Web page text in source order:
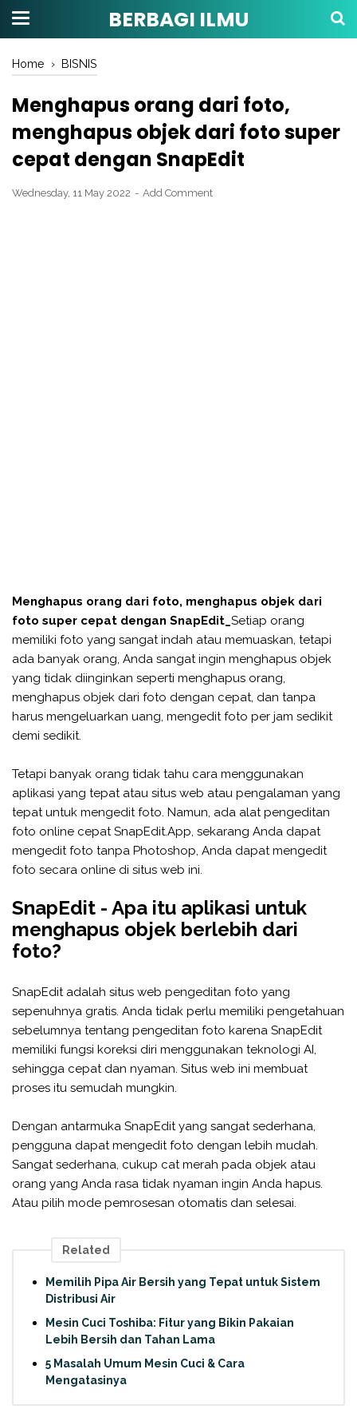
BERBAGI ILMU
Home › BISNIS
Menghapus orang dari foto,
menghapus objek dari foto super
cepat dengan SnapEdit
Wednesday, 11 May 2022 Add Comment
Menghapus orang dari foto, menghapus objek dari
foto super cepat dengan SnapEdit_ Setiap orang
memiliki foto yang sangat indah atau memuaskan, tetapi
ada banyak orang, Anda sangat ingin menghapus objek
yang tidak diinginkan seperti menghapus orang,
menghapus objek dari foto dengan cepat, dan tanpa
harus mengeluarkan uang, mengedit foto per jam sedikit
demi sedikit.
Tetapi banyak orang tidak tahu cara menggunakan
aplikasi yang tepat atau situs web atau pengalaman yang
tepat untuk mengedit foto. Namun, ada alat pengeditan
foto online cepat SnapEdit.App, sekarang Anda dapat
mengedit foto tanpa Photoshop, Anda dapat mengedit
foto secara online di situs web ini.
SnapEdit - Apa itu aplikasi untuk
menghapus objek berlebih dari
foto?
SnapEdit adalah situs web pengeditan foto yang
sepenuhnya gratis. Anda tidak perlu memiliki pengetahuan
sebelumnya tentang pengeditan foto karena SnapEdit
memiliki fungsi koreksi diri menggunakan teknologi AI,
sehingga cepat dan nyaman. Situs web ini membuat
proses itu semudah mungkin.
Dengan antarmuka SnapEdit yang sangat sederhana,
pengguna dapat mengedit foto dengan lebih mudah.
Sangat sederhana, cukup cat merah pada objek atau
orang yang Anda rasa tidak nyaman ingin Anda hapus.
Atau pilih mode pemrosesan otomatis dan selesai.
Related
Memilih Pipa Air Bersih yang Tepat untuk Sistem
Distribusi Air
Mesin Cuci Toshiba: Fitur yang Bikin Pakaian
Lebih Bersih dan Tahan Lama
5 Masalah Umum Mesin Cuci & Cara
Mengatasinya